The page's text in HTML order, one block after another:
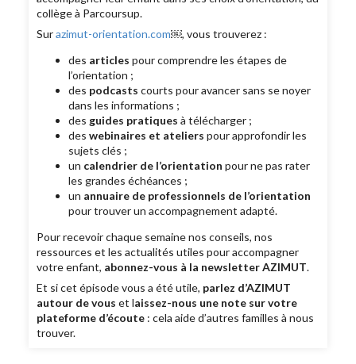
collège à Parcoursup.
Surazimut-orientation.com￼, vous trouverez :
des articles pour comprendre les étapes de
l’orientation ;
des podcasts courts pour avancer sans se noyer
dans les informations ;
des guides pratiques à télécharger ;
deswebinaires et ateliers pour approfondir les
sujets clés ;
un calendrier de l’orientation pour ne pas rater
les grandes échéances ;
un annuaire de professionnels de l’orientation
pour trouver un accompagnement adapté.
Pour recevoir chaque semaine nos conseils, nos
ressources et les actualités utiles pour accompagner
votre enfant, abonnez-vous à la newsletter AZIMUT.
Et si cet épisode vous a été utile, parlez d’AZIMUT
autour de vous et laissez-nous une note sur votre
plateforme d’écoute : cela aide d’autres familles à nous
trouver.